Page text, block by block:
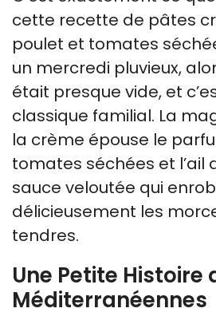
cette recette de pâtes
poulet et tomates
un mercredi pluvieux,
était presque vide, et
classique familial. La
la crème épouse le
tomates séchées et l’ail
sauce veloutée qui
délicieusement les
tendres.
Une Petite Histoire
Méditerranéennes